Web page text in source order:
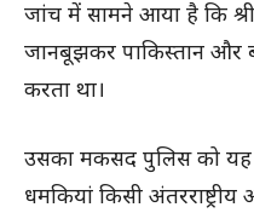
जांच में सामने आया है कि
जानबूझकर पाकिस्तान और
करता था।
उसका मकसद पुलिस को यह
धमकियां किसी